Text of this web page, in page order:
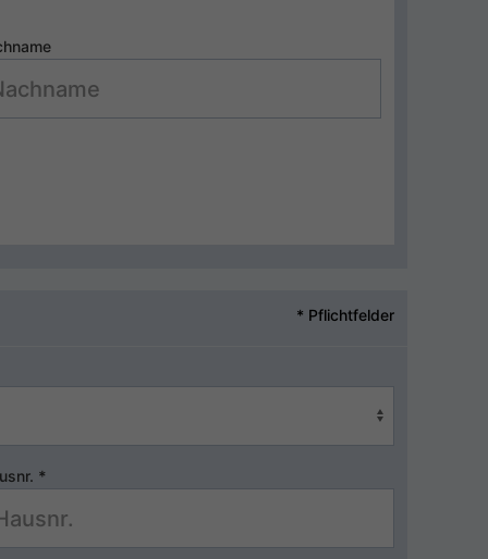
* Pflichtfelder
*